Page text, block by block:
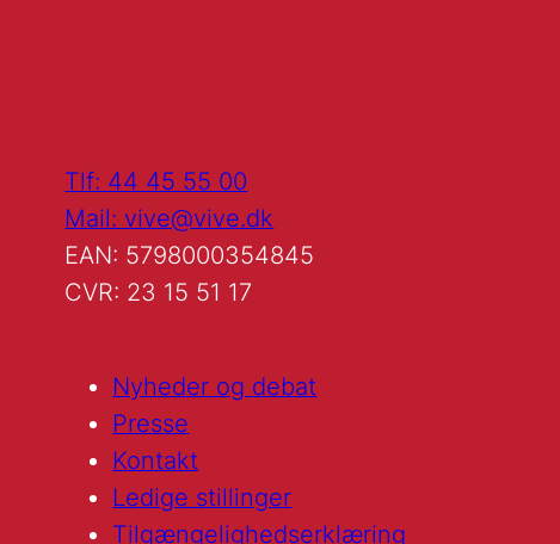
Tlf: 44 45 55 00
Mail: vive@vive.dk
EAN: 5798000354845
CVR: 23 15 51 17
Nyheder og debat
Presse
Kontakt
Ledige stillinger
Tilgængelighedserklæring